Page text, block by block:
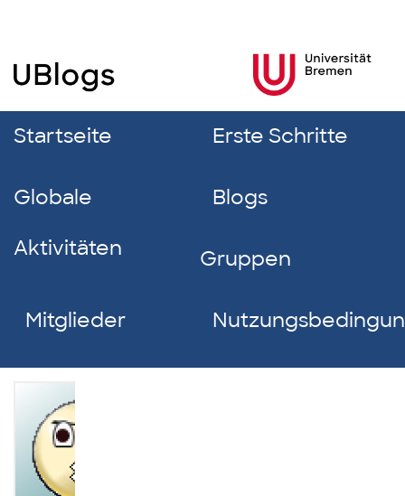
Startseite Erste Schritte
Globale
Aktivitäten
Blogs
Gruppen
Mitglieder